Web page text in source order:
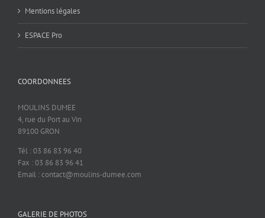
Mentions légales
ESPACE Pro
COORDONNEES
MOULINS DUMEE
4, rue du Port au Vin
89100 GRON
Tél : 03 86 83 96 40
Fax : 03 86 83 96 41
Email : contact@moulins-dumee.com
GALERIE DE PHOTOS